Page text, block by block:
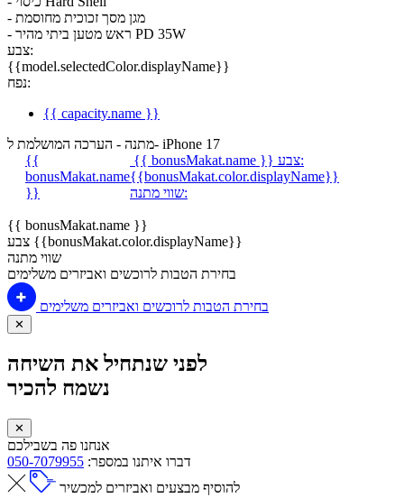
- מגן מסך זכוכית מחוסמת
- ראש מטען ביתי מהיר PD 35W
צבע:
{{model.selectedColor.displayName}}
נפח:
{{ capacity.name }}
מתנה - הערכה המושלמת ל- iPhone 17
{{
bonusMakat.name
}}
{{ bonusMakat.name }}
צבע:
{{bonusMakat.color.displayName}}
שווי מתנה:
{{ bonusMakat.name }}
צבע {{bonusMakat.color.displayName}}
שווי מתנה
בחירת הטבות לרוכשים ואביזרים משלימים
בחירת הטבות לרוכשים ואביזרים משלימים
✕
לפני שנתחיל את השיחה
נשמח להכיר
✕
אנחנו פה בשבילכם
דברו איתנו במספר: 050-7079955
להוסיף מבצעים ואביזרים למכשיר